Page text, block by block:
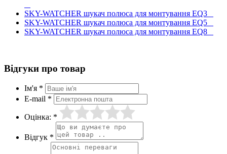
SKY-WATCHER шукач полюса для монтування EQ3
SKY-WATCHER шукач полюса для монтування EQ5
SKY-WATCHER шукач полюса для монтування EQ8
Відгуки про товар
Ім'я *
E-mail *
Оцінка: *
Відгук *